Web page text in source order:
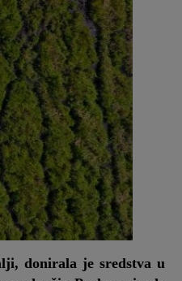
donirala je sredstva u